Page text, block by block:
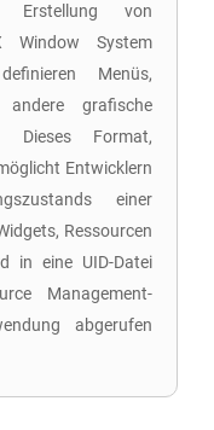
von
Window System
Menüs,
andere grafische
Dieses Format,
Entwicklern
einer
Ressourcen
in eine UID-Datei
Management-
abgerufen